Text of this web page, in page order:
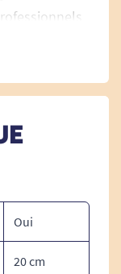
bien en
ou dans
format
sans
ou
des surfaces
Oui
20 cm